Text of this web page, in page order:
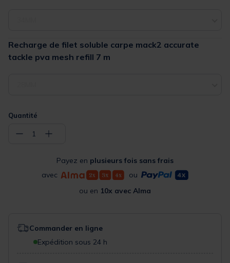
Recharge de filet soluble carpe mack2 accurate
tackle pva mesh refill 7 m
Quantité
− 1 +
Payez en plusieurs fois sans frais
avec
ou
ou en 10x avec Alma
Commander en ligne
Expédition sous 24 h